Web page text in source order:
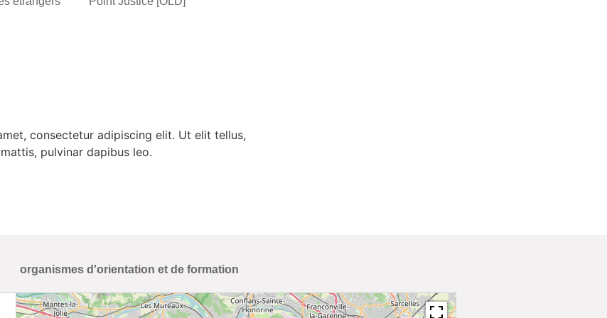
consectetur adipiscing elit. Ut elit tellus,
pulvinar dapibus leo.
organismes d'orientation et de formation